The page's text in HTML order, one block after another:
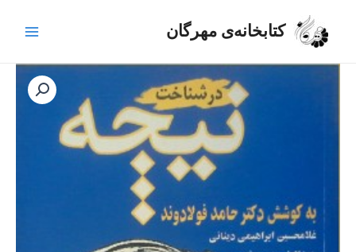
کتابخانه‌ی مهرگان